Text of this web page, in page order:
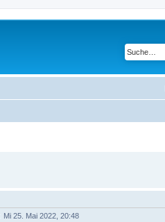
Mi 25. Mai 2022, 20:48